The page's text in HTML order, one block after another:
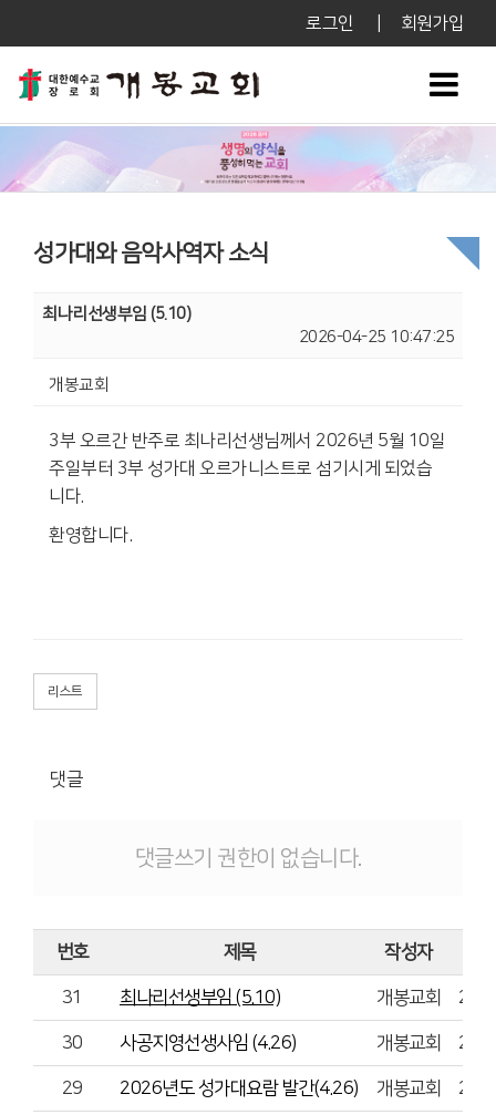
로그인 회원가입
성가대와 음악사역자 소식
최나리선생부임 (5.10)
2026-04-25 10:47:25
개봉교회
3부 오르간 반주로 최나리선생님께서 2026년 5월 10일
주일부터 3부 성가대 오르가니스트로 섬기시게 되었습
니다.
환영합니다.
리스트
댓글
댓글쓰기 권한이 없습니다.
번호 제목 작성자
31 최나리선생부임 (5.10) 개봉교회
30 사공지영선생사임 (4.26) 개봉교회
29 2026년도 성가대요람 발간(4.26) 개봉교회